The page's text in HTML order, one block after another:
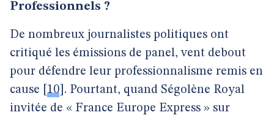
Professionnels ?
De nombreux journalistes politiques ont
critiqué les émissions de panel, vent debout
pour défendre leur professionnalisme remis en
cause
10 . Pourtant, quand Ségolène Royal
invitée de « France Europe Express » sur